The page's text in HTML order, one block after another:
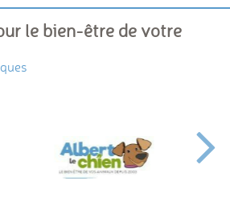
le bien-être de votre